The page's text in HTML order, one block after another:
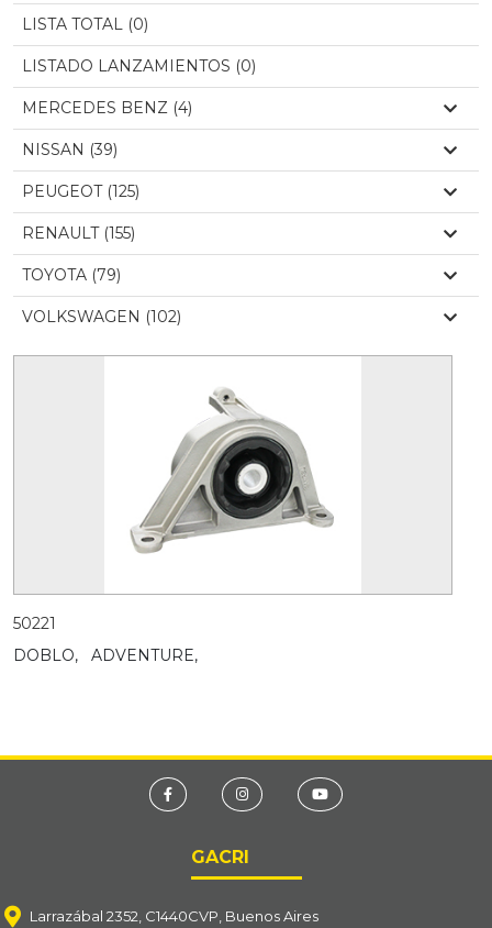
LISTA TOTAL (0)
LISTADO LANZAMIENTOS (0)
MERCEDES BENZ (4)
NISSAN (39)
PEUGEOT (125)
RENAULT (155)
TOYOTA (79)
VOLKSWAGEN (102)
50221
DOBLO,
ADVENTURE,
GACRI
Larrazábal 2352, C1440CVP, Buenos Aires